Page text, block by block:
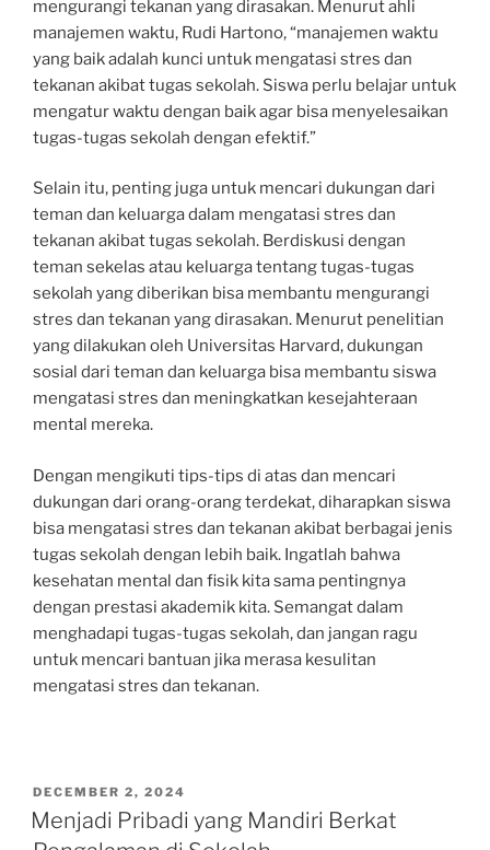
mengurangi tekanan yang dirasakan. Menurut ahli
manajemen waktu, Rudi Hartono, “manajemen waktu
yang baik adalah kunci untuk mengatasi stres dan
tekanan akibat tugas sekolah. Siswa perlu belajar untuk
mengatur waktu dengan baik agar bisa menyelesaikan
tugas-tugas sekolah dengan efektif.”
Selain itu, penting juga untuk mencari dukungan dari
teman dan keluarga dalam mengatasi stres dan
tekanan akibat tugas sekolah. Berdiskusi dengan
teman sekelas atau keluarga tentang tugas-tugas
sekolah yang diberikan bisa membantu mengurangi
stres dan tekanan yang dirasakan. Menurut penelitian
yang dilakukan oleh Universitas Harvard, dukungan
sosial dari teman dan keluarga bisa membantu siswa
mengatasi stres dan meningkatkan kesejahteraan
mental mereka.
Dengan mengikuti tips-tips di atas dan mencari
dukungan dari orang-orang terdekat, diharapkan siswa
bisa mengatasi stres dan tekanan akibat berbagai jenis
tugas sekolah dengan lebih baik. Ingatlah bahwa
kesehatan mental dan fisik kita sama pentingnya
dengan prestasi akademik kita. Semangat dalam
menghadapi tugas-tugas sekolah, dan jangan ragu
untuk mencari bantuan jika merasa kesulitan
mengatasi stres dan tekanan.
POSTED
ON
DECEMBER 2, 2024
Menjadi Pribadi yang Mandiri Berkat